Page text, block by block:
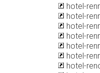
hotel-
hotel-
hotel-
hotel-
hotel-
hotel-
hotel-